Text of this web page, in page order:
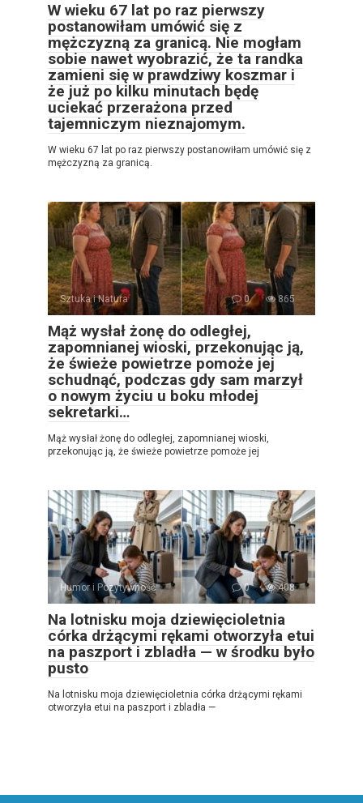
W wieku 67 lat po raz pierwszy
postanowiłam umówić się z
mężczyzną za granicą. Nie mogłam
sobie nawet wyobrazić, że ta randka
zamieni się w prawdziwy koszmar i
że już po kilku minutach będę
uciekać przerażona przed
tajemniczym nieznajomym.
W wieku 67 lat po raz pierwszy postanowiłam umówić się z
mężczyzną za granicą.
Sztuka i Natura 0 865
Mąż wysłał żonę do odległej,
zapomnianej wioski, przekonując ją,
że świeże powietrze pomoże jej
schudnąć, podczas gdy sam marzył
o nowym życiu u boku młodej
sekretarki…
Mąż wysłał żonę do odległej, zapomnianej wioski,
przekonując ją, że świeże powietrze pomoże jej
Humor i Pozytywność 0 408
Na lotnisku moja dziewięcioletnia
córka drżącymi rękami otworzyła etui
na paszport i zbladła — w środku było
pusto
Na lotnisku moja dziewięcioletnia córka drżącymi rękami
otworzyła etui na paszport i zbladła —